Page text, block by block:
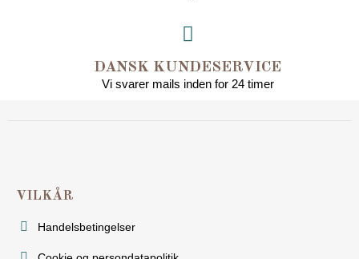
DANSK KUNDESERVICE
Vi svarer mails inden for 24 timer
VILKÅR
Handelsbetingelser